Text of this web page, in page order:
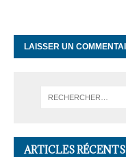
ARTICLES RÉCENTS